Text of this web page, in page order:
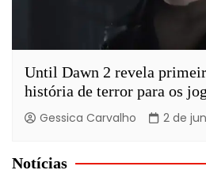
Until Dawn 2 revela
história de terror para os
Gessica Carvalho 2 de
Notícias